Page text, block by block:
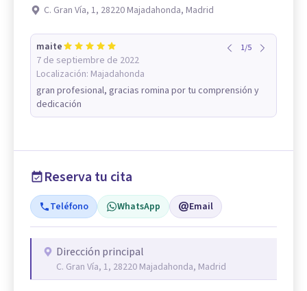
C. Gran Vía, 1, 28220 Majadahonda, Madrid
maite
7 de septiembre de 2022
Localización: Majadahonda
1/5
gran profesional, gracias romina por tu comprensión y
dedicación
Reserva tu cita
Teléfono WhatsApp Email
Dirección principal
C. Gran Vía, 1, 28220 Majadahonda, Madrid